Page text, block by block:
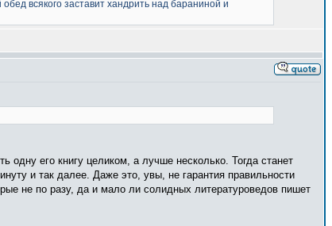
всякого заставит хандрить над бараниной и
его книгу целиком, а лучше несколько. Тогда станет
и так далее. Даже это, увы, не гарантия правильности
не по разу, да и мало ли солидных литературоведов пишет